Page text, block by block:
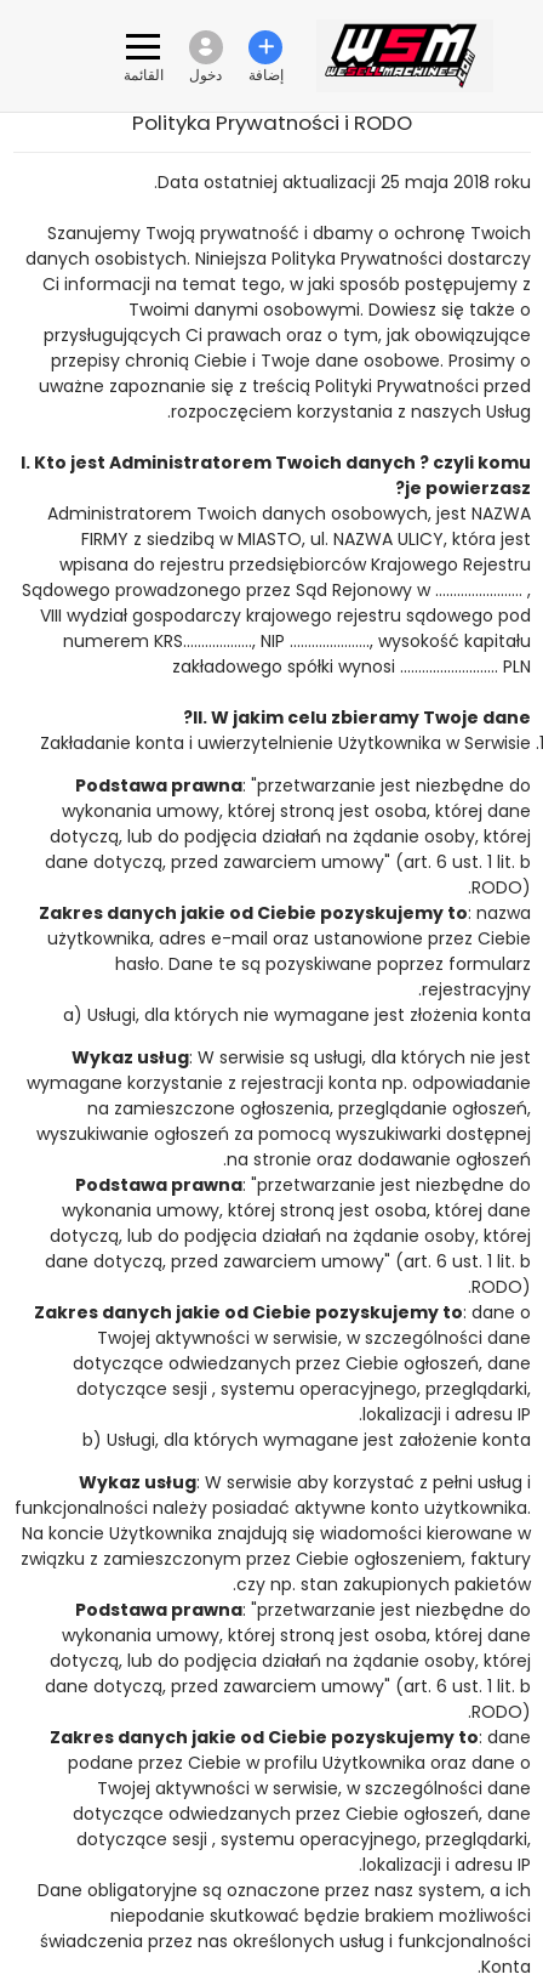
إضافة دخول القائمة
Polityka Prywatności i RODO
Data ostatniej aktualizacji 25 maja 2018 roku.
Szanujemy Twoją prywatność i dbamy o ochronę Twoich
danych osobistych. Niniejsza Polityka Prywatności dostarczy
Ci informacji na temat tego, w jaki sposób postępujemy z
Twoimi danymi osobowymi. Dowiesz się także o
przysługujących Ci prawach oraz o tym, jak obowiązujące
przepisy chronią Ciebie i Twoje dane osobowe. Prosimy o
uważne zapoznanie się z treścią Polityki Prywatności przed
rozpoczęciem korzystania z naszych Usług.
I. Kto jest Administratorem Twoich danych ? czyli komu
je powierzasz?
Administratorem Twoich danych osobowych, jest NAZWA
FIRMY z siedzibą w MIASTO, ul. NAZWA ULICY, która jest
wpisana do rejestru przedsiębiorców Krajowego Rejestru
Sądowego prowadzonego przez Sąd Rejonowy w …………………… ,
VIII wydział gospodarczy krajowego rejestru sądowego pod
numerem KRS………………., NIP …………………., wysokość kapitału
zakładowego spółki wynosi ……………………… PLN
II. W jakim celu zbieramy Twoje dane?
Zakładanie konta i uwierzytelnienie Użytkownika w Serwisie
Podstawa prawna: "przetwarzanie jest niezbędne do
wykonania umowy, której stroną jest osoba, której dane
dotyczą, lub do podjęcia działań na żądanie osoby, której
dane dotyczą, przed zawarciem umowy" (art. 6 ust. 1 lit. b
RODO).
Zakres danych jakie od Ciebie pozyskujemy to: nazwa
użytkownika, adres e-mail oraz ustanowione przez Ciebie
hasło. Dane te są pozyskiwane poprzez formularz
rejestracyjny.
a) Usługi, dla których nie wymagane jest złożenia konta
Wykaz usług: W serwisie są usługi, dla których nie jest
wymagane korzystanie z rejestracji konta np. odpowiadanie
na zamieszczone ogłoszenia, przeglądanie ogłoszeń,
wyszukiwanie ogłoszeń za pomocą wyszukiwarki dostępnej
na stronie oraz dodawanie ogłoszeń.
Podstawa prawna: "przetwarzanie jest niezbędne do
wykonania umowy, której stroną jest osoba, której dane
dotyczą, lub do podjęcia działań na żądanie osoby, której
dane dotyczą, przed zawarciem umowy" (art. 6 ust. 1 lit. b
RODO).
Zakres danych jakie od Ciebie pozyskujemy to: dane o
Twojej aktywności w serwisie, w szczególności dane
dotyczące odwiedzanych przez Ciebie ogłoszeń, dane
dotyczące sesji , systemu operacyjnego, przeglądarki,
lokalizacji i adresu IP.
b) Usługi, dla których wymagane jest założenie konta
Wykaz usług: W serwisie aby korzystać z pełni usług i
funkcjonalności należy posiadać aktywne konto użytkownika.
Na koncie Użytkownika znajdują się wiadomości kierowane w
związku z zamieszczonym przez Ciebie ogłoszeniem, faktury
czy np. stan zakupionych pakietów.
Podstawa prawna: "przetwarzanie jest niezbędne do
wykonania umowy, której stroną jest osoba, której dane
dotyczą, lub do podjęcia działań na żądanie osoby, której
dane dotyczą, przed zawarciem umowy" (art. 6 ust. 1 lit. b
RODO).
Zakres danych jakie od Ciebie pozyskujemy to: dane
podane przez Ciebie w profilu Użytkownika oraz dane o
Twojej aktywności w serwisie, w szczególności dane
dotyczące odwiedzanych przez Ciebie ogłoszeń, dane
dotyczące sesji , systemu operacyjnego, przeglądarki,
lokalizacji i adresu IP.
Dane obligatoryjne są oznaczone przez nasz system, a ich
niepodanie skutkować będzie brakiem możliwości
świadczenia przez nas określonych usług i funkcjonalności
Konta.